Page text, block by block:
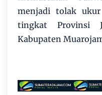
menjadi tolak
tingkat Provinsi
Kabupaten